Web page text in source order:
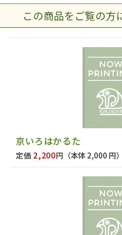
この商品をご覧の方
京いろはかるた
定価 2,200円 （本体 2,000 円）